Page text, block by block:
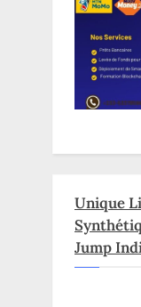
Unique
Jump